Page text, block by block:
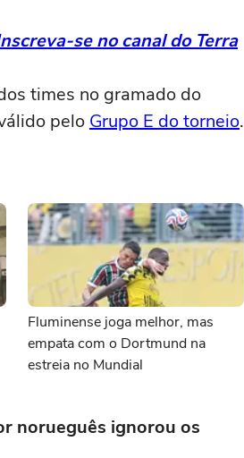
se no canal do Terra
times no gramado do
pelo Grupo E do torneio.
Fluminense joga melhor, mas
empata com o Dortmund na
estreia no Mundial
norueguês ignorou os